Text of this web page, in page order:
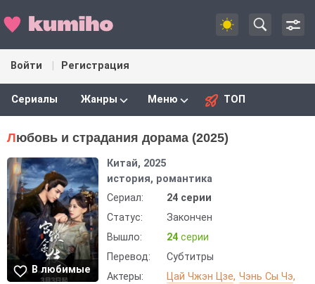
Войти Регистрация
Сериалы Жанры Меню ТОП
Любовь и страдания дорама (2025)
В любимые
Китай, 2025
история, романтика
Сериал:
24 серии
Статус:
Закончен
Вышло:
24серии
Перевод:
Субтитры
Актеры:
Цай Чжэн Цзе Чэнь Сы Чэ